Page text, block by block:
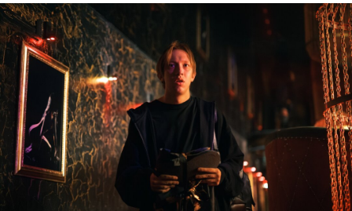
котором провинциальный циркач Рома
(Лев Зулькарнаев)
внедряется в
группировку телефонных мошенников.
Трибунцев исполнит одну из главных
ролей — организатора и жесткого
руководителя подпольного колл-
центра.«Мошенник. История клоуна»
— проект онлайн-кинотеатров START и
PREMIER совместно с киностудией MA.